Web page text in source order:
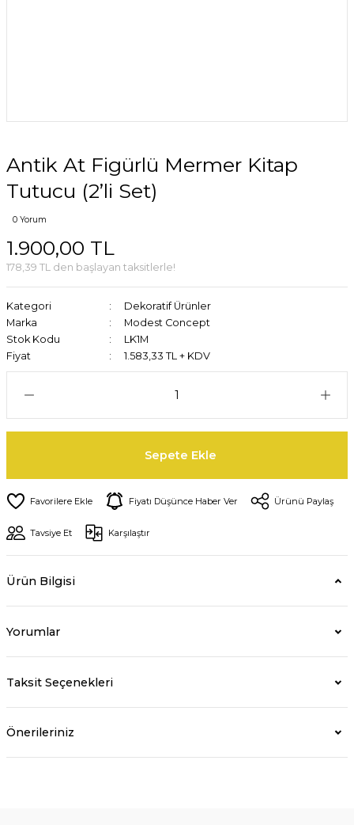
Antik At Figürlü Mermer Kitap
Tutucu (2’li Set)
0 Yorum
1.900,00 TL
178,39 TL den başlayan taksitlerle!
Kategori
Dekoratif Ürünler
Marka
Modest Concept
Stok Kodu
LK1M
Fiyat
1.583,33 TL + KDV
Sepete Ekle
Fiyatı Düşünce Haber Ver Ürünü Paylaş
Tavsiye Et Karşılaştır
Ürün Bilgisi
Yorumlar
Taksit Seçenekleri
Önerileriniz